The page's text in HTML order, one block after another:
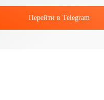
Перейти в Telegram